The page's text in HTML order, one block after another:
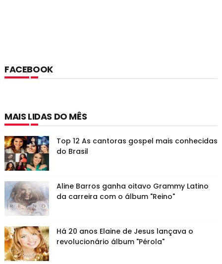
FACEBOOK
MAIS LIDAS DO MÊS
Top 12 As cantoras gospel mais conhecidas
do Brasil
Aline Barros ganha oitavo Grammy Latino
da carreira com o álbum "Reino"
Há 20 anos Elaine de Jesus lançava o
revolucionário álbum "Pérola"